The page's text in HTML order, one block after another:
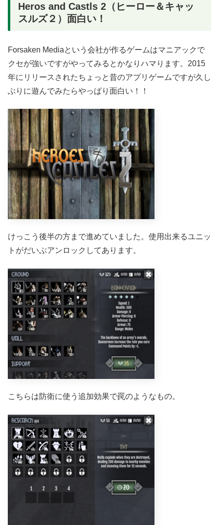
Heros and Castls 2（ヒーロー＆キャッ
スルズ２）面白い！
Forsaken Mediaという会社が作るゲームはマニアックで
クセが強いですがやってみるとかなりハマります。2015
年にリリースされたちょっと昔のアプリゲームですが久し
ぶりに遊んでみたらやっぱり面白い！！
けっこう後半の方まで進めていました。使用出来るユニッ
トがだいぶアンロックしてあります。
こちらは防衛に使う追加効果で罠のようなもの。